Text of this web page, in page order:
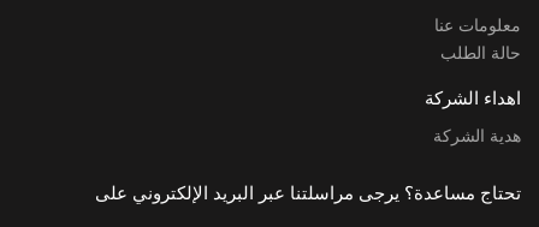
معلومات عنا
حالة الطلب
اهداء الشركة
هدية الشركة
تحتاج مساعدة؟ يرجى مراسلتنا عبر البريد الإلكتروني على